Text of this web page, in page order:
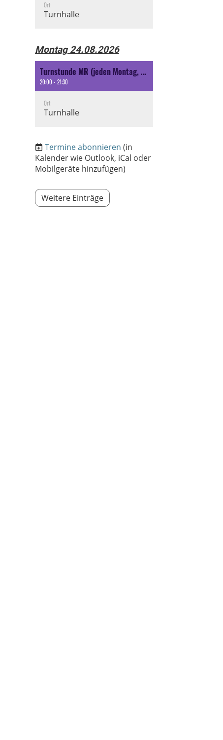
Ort
Turnhalle
Montag 24.08.2026
Turnstunde MR (jeden Montag, ausser Schulferien nach Ansage oder spezielle Aktivität nach Ansage)
20:00 - 21:30
Ort
Turnhalle
Termine abonnieren (in
Kalender wie Outlook, iCal oder
Mobilgeräte hinzufügen)
Weitere Einträge